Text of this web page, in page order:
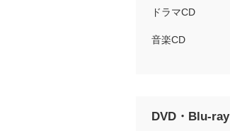
ドラマCD
音楽CD
DVD・Blu-ray